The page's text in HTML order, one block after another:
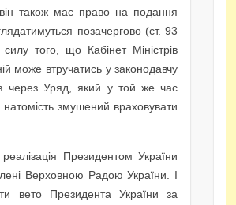
також має право на подання
позачергово (ст. 93
того, що Кабінет Міністрів
може втручатись у законодавчу
через Уряд, який у той же час
натомість змушений враховувати
Президентом України
Верховною Радою України. І
вето Президента України за